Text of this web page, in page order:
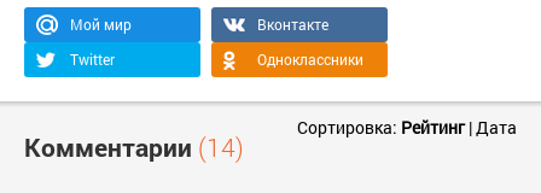
Мой мир
Вконтакте
Twitter
Одноклассники
Комментарии (14)
Сортировка: Рейтинг|Дата